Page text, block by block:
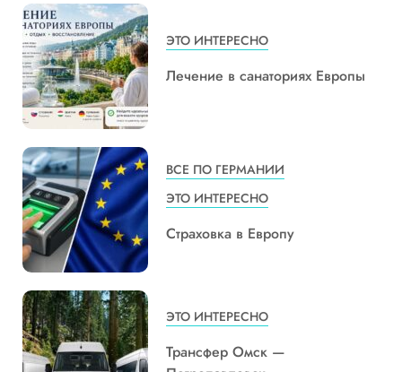
ЭТО ИНТЕРЕСНО
Лечение в санаториях Европы
ВСЕ ПО ГЕРМАНИИ
ЭТО ИНТЕРЕСНО
Страховка в Европу
ЭТО ИНТЕРЕСНО
Трансфер Омск —